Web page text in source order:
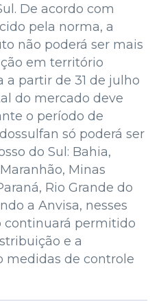
De acordo com
pela norma, a
não poderá ser mais
em território
a partir de 31 de julho
do mercado deve
o período de
só poderá ser
do Sul: Bahia,
Minas
Rio Grande do
a Anvisa, nesses
continuará permitido
e a
medidas de controle